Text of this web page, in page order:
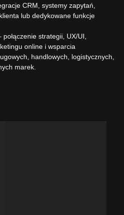
CRM, systemy zapytań,
lub dedykowane funkcje
połączenie strategii, UX/UI,
online i wsparcia
handlowych, logistycznych,
marek.